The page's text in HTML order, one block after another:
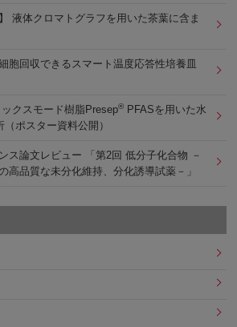
液体クロマトグラフを用いた茶葉に含ま
胞回収できるスマート温度応答性培養皿
クスモード樹脂Presep® PFASを用いた水
ポスター資料公開）
ス論文レビュー 「第2回 低分子化合物 －
高品質な未分化維持、分化誘導試薬－」